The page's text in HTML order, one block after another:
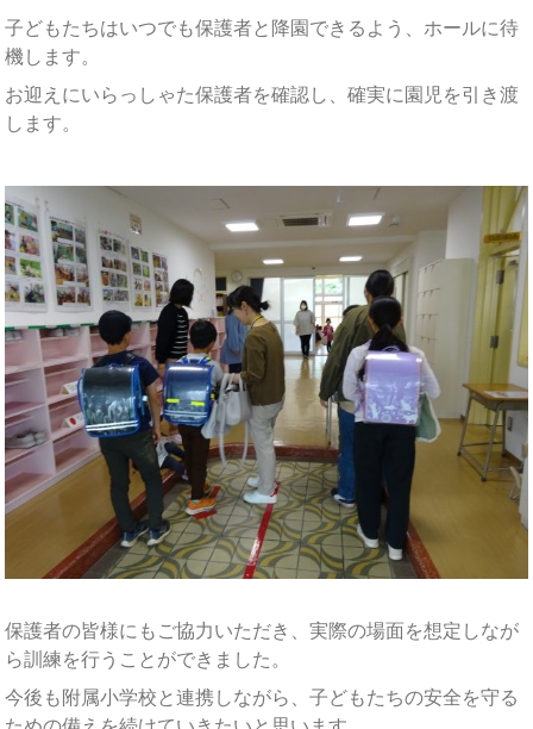
子どもたちはいつでも保護者と降園できるよう、ホールに待
機します。
お迎えにいらっしゃた保護者を確認し、確実に園児を引き渡
します。
保護者の皆様にもご協力いただき、実際の場面を想定しなが
ら訓練を行うことができました。
今後も附属小学校と連携しながら、子どもたちの安全を守る